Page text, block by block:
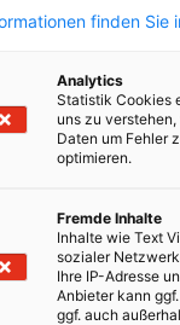
stand, hôtes ou
des liens
Franco-
la recherche de
finden Sie
Analytics
Statistik Cookies
uns zu
Daten um Fehler
optimieren.
Fremde Inhalte
Inhalte wie Text
sozialer
Ihre IP-Adresse
Anbieter kann
ggf. auch